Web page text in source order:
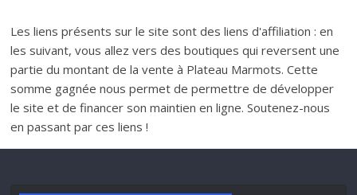
Les liens présents sur le site sont des liens d'affiliation : en
les suivant, vous allez vers des boutiques qui reversent une
partie du montant de la vente à Plateau Marmots. Cette
somme gagnée nous permet de permettre de développer
le site et de financer son maintien en ligne. Soutenez-nous
en passant par ces liens !